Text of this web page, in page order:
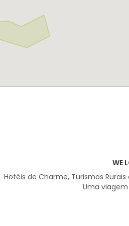
WE
Hotéis de Charme, Turismos
Uma